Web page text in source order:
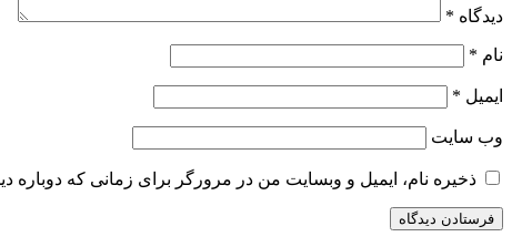
دیدگاه *
نام *
ایمیل *
وب‌ سایت
ذخیره نام، ایمیل و وبسایت من در مرورگر برای زمانی که دوباره